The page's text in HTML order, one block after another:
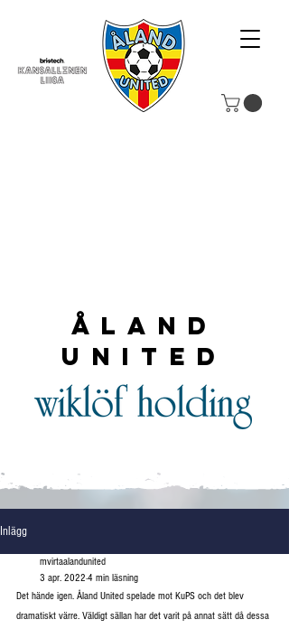
Åland
United
Inlägg
mvirtaalandunited
3 apr. 2022 4 min läsning
Det hände igen. Åland United spelade mot KuPS och det blev
dramatiskt värre. Väldigt sällan har det varit på annat sätt då dessa